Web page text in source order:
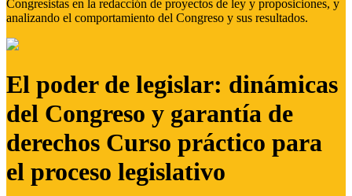
Congresistas en la redacción de proyectos de ley y proposiciones, y
analizando el comportamiento del Congreso y sus resultados.
El poder de legislar: dinámicas
del Congreso y garantía de
derechos Curso práctico para
el proceso legislativo